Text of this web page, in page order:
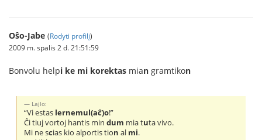
Oŝo-Jabe (Rodyti profilį)
2009 m. spalis 2 d. 21:51:59
Bonvolu helpi ke mi korektas mian gramtikon
Lajlo:
“Vi estas lernemul(aĉ)o!”
Ĉi tiuj vortoj hantis mindum mia tuta vivo.
Mi ne scias kio alportis tion al mi.